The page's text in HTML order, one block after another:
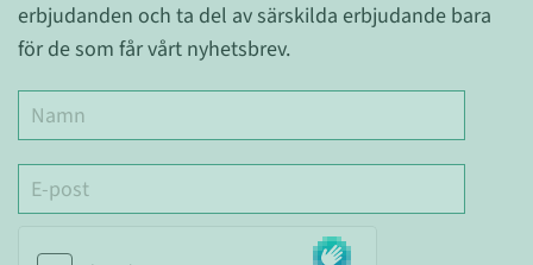
erbjudanden och ta del av särskilda erbjudande bara
för de som får vårt nyhetsbrev.